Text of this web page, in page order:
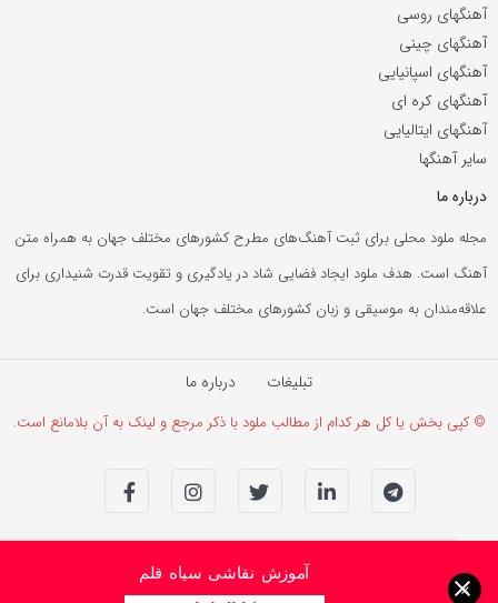
آهنگهای روسی
آهنگهای چینی
آهنگهای اسپانیایی
آهنگهای کره ای
آهنگهای ایتالیایی
سایر آهنگها
درباره ما
مجله ملود محلی برای ثبت آهنگ‌های مطرح کشورهای مختلف جهان به همراه متن
آهنگ است. هدف ملود ایجاد فضایی شاد در یادگیری و تقویت قدرت شنیداری برای
علاقه‌مندان به موسیقی و زبان کشورهای مختلف جهان است.
تبلیغات درباره ما
© کپی بخش یا کل هر کدام از مطالب ملود با ذکر مرجع و لینک به آن بلامانع است.
آموزش نقاشی سیاه قلم
×